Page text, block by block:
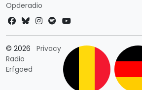
Opderadio
© 2026
Radio
Erfgoed
PrivacyLandkeuze